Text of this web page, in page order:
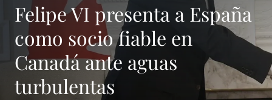
Felipe VI presenta a España
como socio fiable en
Canadá ante aguas
turbulentas